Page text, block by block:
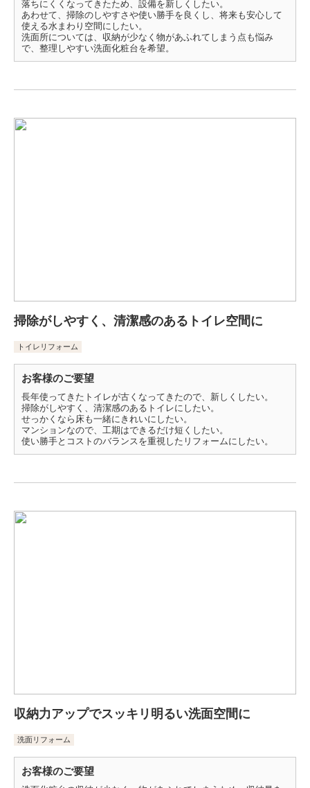
落ちにくくなってきたため、設備を新しくしたい。
あわせて、掃除のしやすさや使い勝手を良くし、将来も安心して
使える水まわり空間にしたい。
洗面所については、収納が少なく物があふれてしまう点も悩み
で、整理しやすい洗面化粧台を希望。
掃除がしやすく、清潔感のあるトイレ空間に
トイレリフォーム
お客様のご要望
長年使ってきたトイレが古くなってきたので、新しくしたい。
掃除がしやすく、清潔感のあるトイレにしたい。
せっかくなら床も一緒にきれいにしたい。
マンションなので、工期はできるだけ短くしたい。
使い勝手とコストのバランスを重視したリフォームにしたい。
収納力アップでスッキリ明るい洗面空間に
洗面リフォーム
お客様のご要望